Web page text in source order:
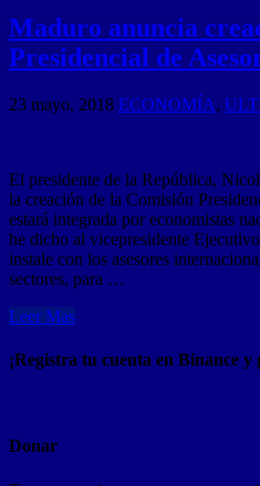
Maduro anuncia
Presidencial de
23 mayo, 2018 ECONOMÍA,
El presidente de la República,
la creación de la Comisión
estará integrada por economistas
he dicho al vicepresidente
instale con los asesores
sectores, para …
Leer Mas
¡Registra tu cuenta en Binance
Donar